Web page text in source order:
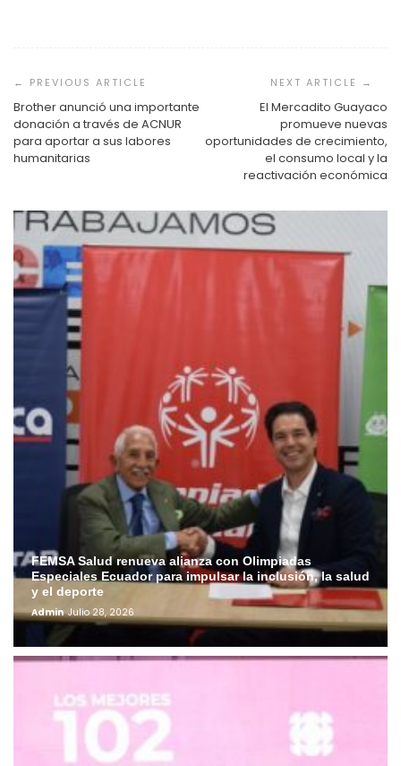
de
entradas
Brother anunció una importante
donación a través de ACNUR
para aportar a sus labores
humanitarias
El Mercadito Guayaco
promueve nuevas
oportunidades de crecimiento,
el consumo local y la
reactivación económica
FEMSA Salud renueva alianza con Olimpiadas
Especiales Ecuador para impulsar la inclusión, la salud
y el deporte
Admin Julio 28, 2026